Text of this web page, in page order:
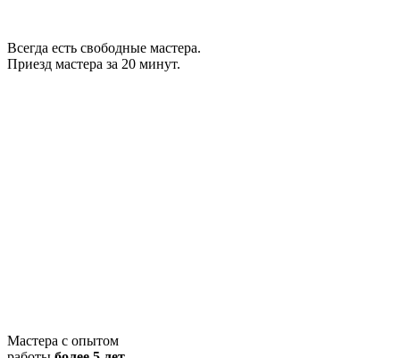
Всегда есть свободные мастера.
Приезд мастера за 20 минут.
Мастера с опытом